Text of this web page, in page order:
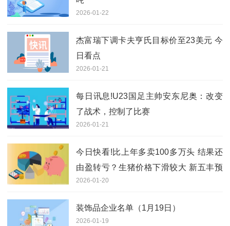
2026-01-22
杰富瑞下调卡夫亨氏目标价至23美元 今
日看点
2026-01-21
每日讯息!U23国足主帅安东尼奥：改变
了战术，控制了比赛
2026-01-21
今日快看!比上年多卖100多万头 结果还
由盈转亏？生猪价格下滑较大 新五丰预
亏至少7亿元
2026-01-20
装饰品企业名单（1月19日）
2026-01-19